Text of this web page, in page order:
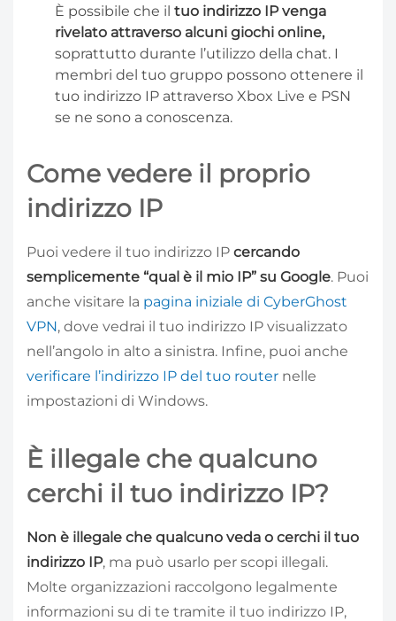
È possibile che il tuo indirizzo IP venga
rivelato attraverso alcuni giochi online,
soprattutto durante l’utilizzo della chat. I
membri del tuo gruppo possono ottenere il
tuo indirizzo IP attraverso Xbox Live e PSN
se ne sono a conoscenza.
Come vedere il proprio
indirizzo IP
Puoi vedere il tuo indirizzo IP cercando
semplicemente “qual è il mio IP” su Google. Puoi
anche visitare la pagina iniziale di CyberGhost
VPN, dove vedrai il tuo indirizzo IP visualizzato
nell’angolo in alto a sinistra. Infine, puoi anche
verificare l’indirizzo IP del tuo router nelle
impostazioni di Windows.
È illegale che qualcuno
cerchi il tuo indirizzo IP?
Non è illegale che qualcuno veda o cerchi il tuo
indirizzo IP, ma può usarlo per scopi illegali.
Molte organizzazioni raccolgono legalmente
informazioni su di te tramite il tuo indirizzo IP,